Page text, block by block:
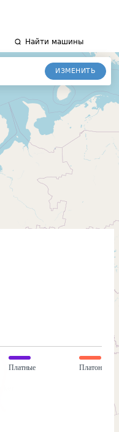
Найти машины
ИЗМЕНИТЬ
Платные Платон